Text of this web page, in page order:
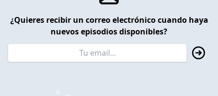
¿Quieres recibir un correo electrónico cuando haya
nuevos episodios disponibles?